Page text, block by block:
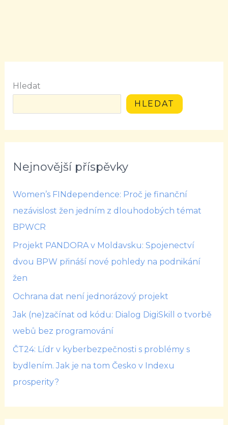
Hledat
HLEDAT
Nejnovější příspěvky
Women’s FINdependence: Proč je finanční
nezávislost žen jedním z dlouhodobých témat
BPWCR
Projekt PANDORA v Moldavsku: Spojenectví
dvou BPW přináší nové pohledy na podnikání
žen
Ochrana dat není jednorázový projekt
Jak (ne)začínat od kódu: Dialog DigiSkill o tvorbě
webů bez programování
ČT24: Lídr v kyberbezpečnosti s problémy s
bydlením. Jak je na tom Česko v Indexu
prosperity?